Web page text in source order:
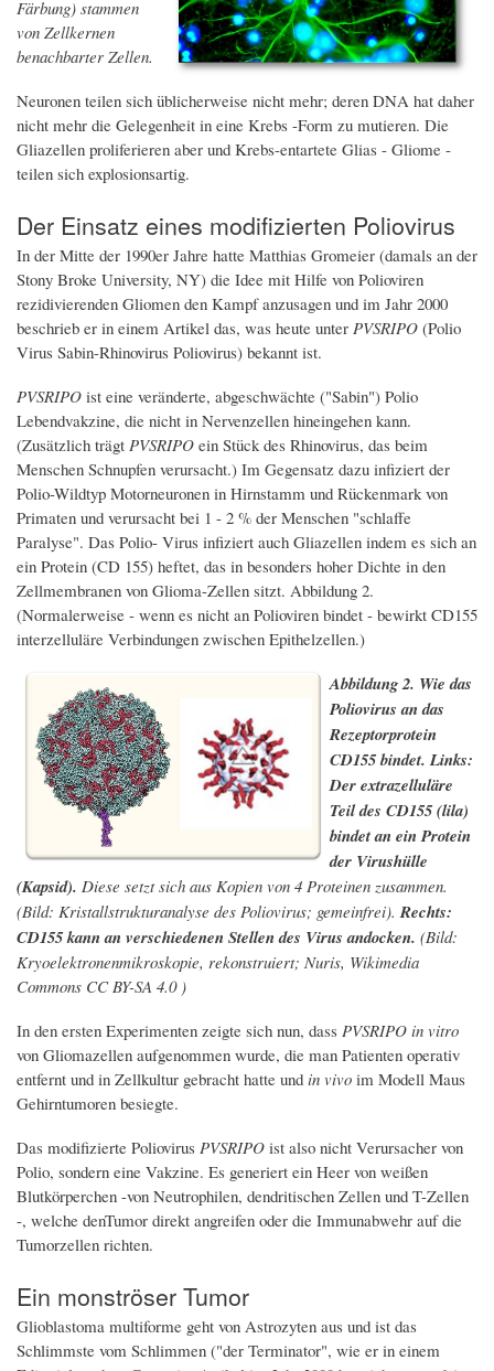
Färbung) stammen
von Zellkernen
benachbarter Zellen.
Neuronen teilen sich üblicherweise nicht mehr; deren DNA hat daher
nicht mehr die Gelegenheit in eine Krebs -Form zu mutieren. Die
Gliazellen proliferieren aber und Krebs-entartete Glias - Gliome -
teilen sich explosionsartig.
Der Einsatz eines modifizierten Poliovirus
In der Mitte der 1990er Jahre hatte Matthias Gromeier (damals an der
Stony Broke University, NY) die Idee mit Hilfe von Polioviren
rezidivierenden Gliomen den Kampf anzusagen und im Jahr 2000
beschrieb er in einem Artikel das, was heute unter PVSRIPO (Polio
Virus Sabin-Rhinovirus Poliovirus) bekannt ist.
PVSRIPO ist eine veränderte, abgeschwächte ("Sabin") Polio
Lebendvakzine, die nicht in Nervenzellen hineingehen kann.
(Zusätzlich trägt PVSRIPO ein Stück des Rhinovirus, das beim
Menschen Schnupfen verursacht.) Im Gegensatz dazu infiziert der
Polio-Wildtyp Motorneuronen in Hirnstamm und Rückenmark von
Primaten und verursacht bei 1 - 2 % der Menschen "schlaffe
Paralyse". Das Polio- Virus infiziert auch Gliazellen indem es sich an
ein Protein (CD 155) heftet, das in besonders hoher Dichte in den
Zellmembranen von Glioma-Zellen sitzt. Abbildung 2.
(Normalerweise - wenn es nicht an Polioviren bindet - bewirkt CD155
interzelluläre Verbindungen zwischen Epithelzellen.)
Abbildung 2. Wie das
Poliovirus an das
Rezeptorprotein
CD155 bindet. Links:
Der extrazelluläre
Teil des CD155 (lila)
bindet an ein Protein
der Virushülle
(Kapsid). Diese setzt sich aus Kopien von 4 Proteinen zusammen.
(Bild: Kristallstrukturanalyse des Poliovirus; gemeinfrei).Rechts:
CD155 kann an verschiedenen Stellen des Virus andocken. (Bild:
Kryoelektronenmikroskopie, rekonstruiert; Nuris, Wikimedia
Commons CC BY-SA 4.0 )
In den ersten Experimenten zeigte sich nun, dass PVSRIPO in vitro
von Gliomazellen aufgenommen wurde, die man Patienten operativ
entfernt und in Zellkultur gebracht hatte und in vivo im Modell Maus
Gehirntumoren besiegte.
Das modifizierte Poliovirus PVSRIPO ist also nicht Verursacher von
Polio, sondern eine Vakzine. Es generiert ein Heer von weißen
Blutkörperchen -von Neutrophilen, dendritischen Zellen und T-Zellen
-, welche denTumor direkt angreifen oder die Immunabwehr auf die
Tumorzellen richten.
Ein monströser Tumor
Glioblastoma multiforme geht von Astrozyten aus und ist das
Schlimmste vom Schlimmen ("der Terminator", wie er in einem